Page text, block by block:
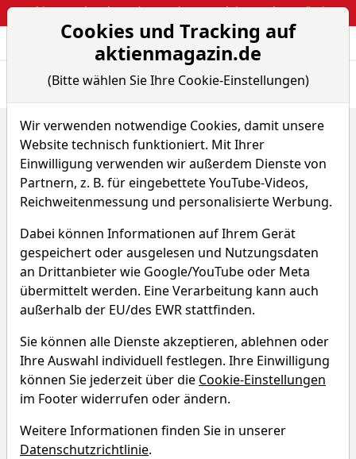
Webinar: So kassierst du trotzdem attraktive Optionsprämien
Aktien- und
Home Aktien
Marriott International Inc.
Sparplan-Simulator
Marriott International Aktie
Marriott International Sparplan-
Simulator
Startkapital monatlicher Sparbetrag
Cookies und Tracking auf
aktienmagazin.de
(Bitte wählen Sie Ihre Cookie-Einstellungen)
Wir verwenden notwendige Cookies, damit unsere
Website technisch funktioniert. Mit Ihrer
Einwilligung verwenden wir außerdem Dienste von
Partnern, z. B. für eingebettete YouTube-Videos,
Reichweitenmessung und personalisierte Werbung.
Dabei können Informationen auf Ihrem Gerät
gespeichert oder ausgelesen und Nutzungsdaten
an Drittanbieter wie Google/YouTube oder Meta
übermittelt werden. Eine Verarbeitung kann auch
außerhalb der EU/des EWR stattfinden.
Sie können alle Dienste akzeptieren, ablehnen oder
Ihre Auswahl individuell festlegen. Ihre Einwilligung
können Sie jederzeit über die Cookie-Einstellungen
im Footer widerrufen oder ändern.
Weitere Informationen finden Sie in unserer
Datenschutzrichtlinie.